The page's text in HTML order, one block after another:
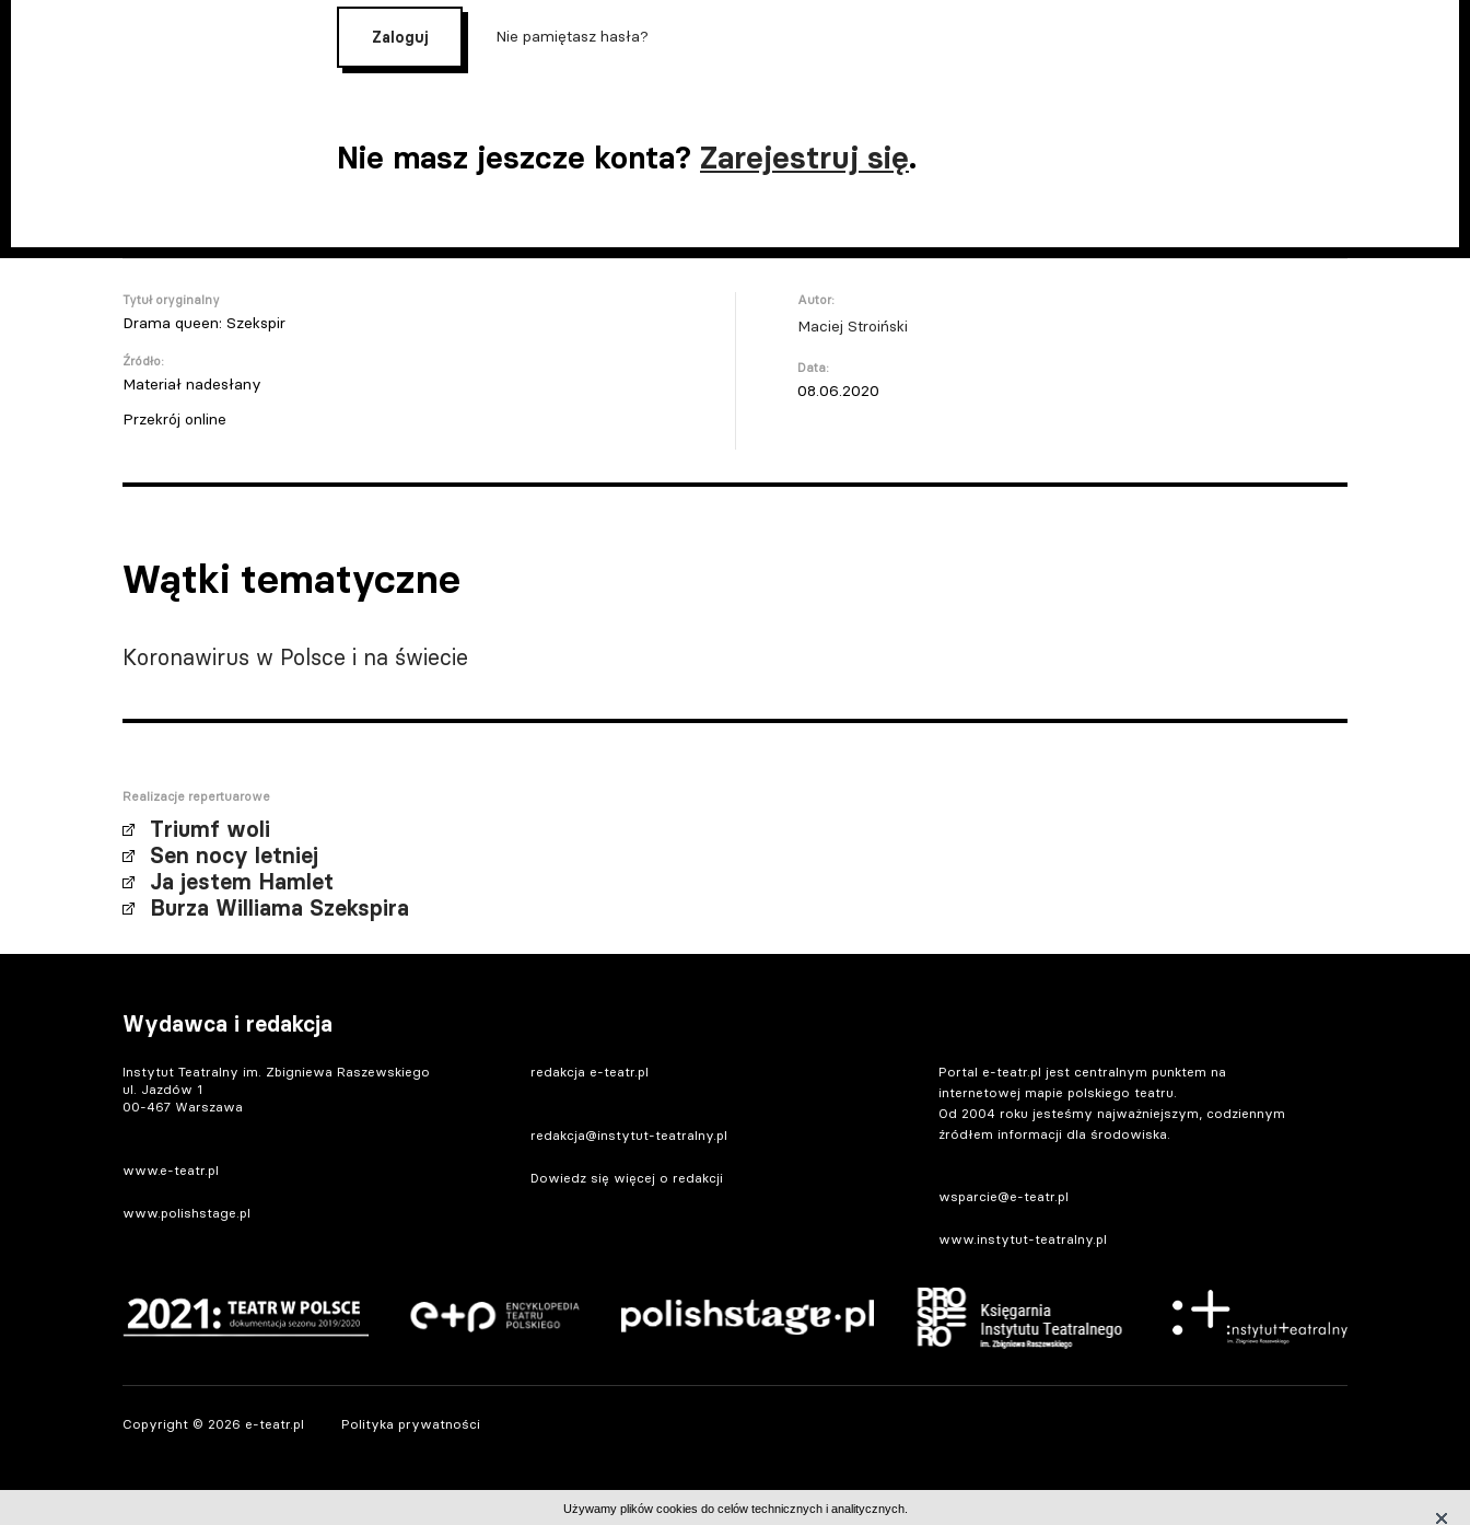
Zaloguj Nie pamiętasz hasła?
Nie masz jeszcze konta? Zarejestruj się.
Tytuł oryginalny
Drama queen: Szekspir
Źródło:
Materiał nadesłany
Przekrój online
Autor:
Maciej Stroiński
Data:
08.06.2020
Wątki tematyczne
Koronawirus w Polsce i na świecie
Realizacje repertuarowe
Triumf woli
Sen nocy letniej
Ja jestem Hamlet
Burza Williama Szekspira
Wydawca i redakcja
Instytut Teatralny im. Zbigniewa Raszewskiego
ul. Jazdów 1
00-467 Warszawa
www.e-teatr.pl
www.polishstage.pl
redakcja e-teatr.pl
redakcja@instytut-teatralny.pl
Dowiedz się więcej o redakcji
Portal e-teatr.pl jest centralnym punktem na
internetowej mapie polskiego teatru.
Od 2004 roku jesteśmy najważniejszym, codziennym
źródłem informacji dla środowiska.
wsparcie@e-teatr.pl
www.instytut-teatralny.pl
Copyright © 2026 e-teatr.pl Polityka prywatności
Używamy plików cookies do celów technicznych i analitycznych.